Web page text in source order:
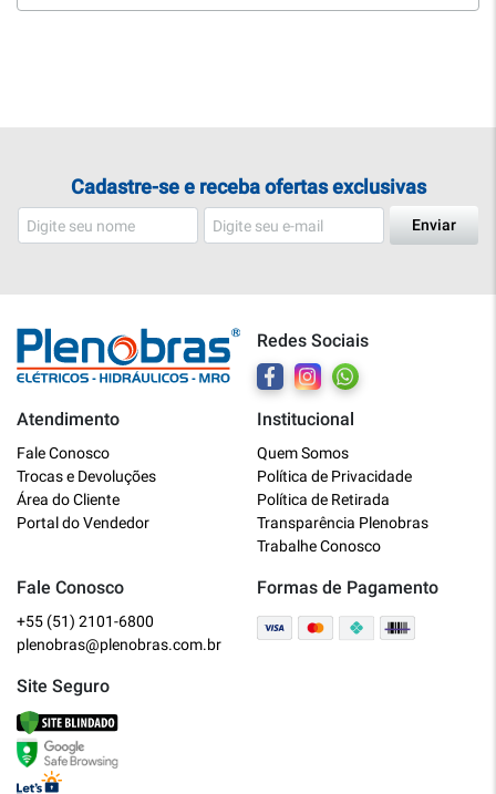
Cadastre-se e receba ofertas exclusivas
Enviar
Redes Sociais
Atendimento
Fale Conosco
Trocas e Devoluções
Área do Cliente
Portal do Vendedor
Institucional
Quem Somos
Política de Privacidade
Política de Retirada
Transparência Plenobras
Trabalhe Conosco
Fale Conosco
+55 (51) 2101-6800
plenobras@plenobras.com.br
Formas de Pagamento
Site Seguro
Online
Bem vindo a Plenobras! Aqui você
encontra toda a linha de materiais
O que você deseja?
Dúvidas técnicas sobre produtos